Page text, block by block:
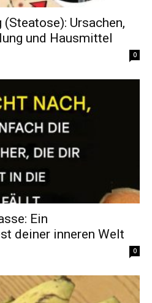
Ursachen,
und Hausmittel
0
Ein
deiner inneren Welt
0